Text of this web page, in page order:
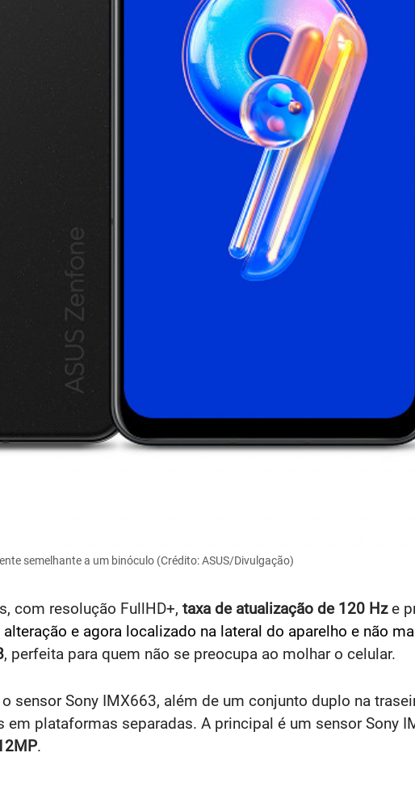
semelhante a um binóculo (Crédito: ASUS/Divulgação)
com resolução FullHD+, taxa de atualização de 120 Hze
e agora localizado na lateral do aparelho e não
, perfeita para quem não se preocupa ao molhar o celular.
sensor Sony IMX663, além de um conjunto duplo na
plataformas separadas. A principal é um sensor Sony
.